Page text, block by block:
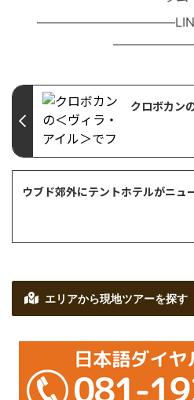
―――――――――――LINE@
エリアから現地ツアーを探す